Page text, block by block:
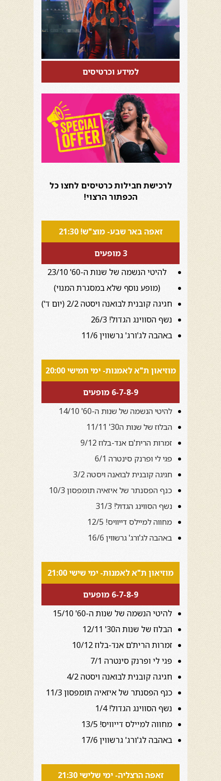
למידע וכרטיסים
לרכישת חבילות כרטיסים לחצו כל
הכפתור הרצוי!
זאפה באר שבע- מוצ"ש! 21:30
3 מופעים
להיטי הנשמה של שנות ה-60' 23/10
(מופע נוסף שלא במסגרת המנוי)
חגיגה קובנית לבואנה ויסטה 2/2 (יום ד')
נשף הסווינג הגדול! 26/3
באהבה לג'ורג' גרשווין 11/6
מוזיאון ת"א לאמנות- ימי חמישי 20:00
6-7-8-9 מופעים
להיטי הנשמה של שנות ה-60' 14/10
הבלוז של שנות ה30' 11/11
זמרות הרית'ם אנד-בלוז 9/12
פגי לי ופרנק סינטרה 6/1
חגיגה קובנית לבואנה ויסטה 3/2
כנף הפסנתר של איזאיה תומפסון 10/3
נשף הסווינג הגדול! 31/3
מחווה למיילס דייוויס! 12/5
באהבה לג'ורג' גרשווין 16/6
מוזיאון ת"א לאמנות- ימי שישי 21:00
6-7-8-9 מופעים
להיטי הנשמה של שנות ה-60' 15/10
הבלוז של שנות ה30' 12/11
זמרות הרית'ם אנד-בלוז 10/12
פגי לי ופרנק סינטרה 7/1
חגיגה קובנית לבואנה ויסטה 4/2
כנף הפסנתר של איזאיה תומפסון 11/3
נשף הסווינג הגדול! 1/4
מחווה למיילס דייוויס! 13/5
באהבה לג'ורג' גרשווין 17/6
זאפה הרצליה- ימי שלישי 21:30